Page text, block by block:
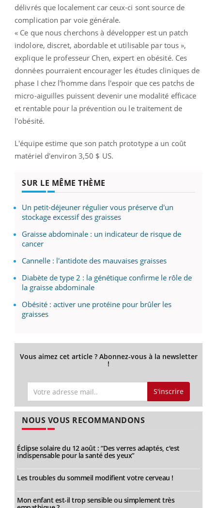
délivrés que localement car ceux-ci sont source de
complication par voie générale.
« Ce que nous cherchons à développer est un patch
indolore, discret, abordable et utilisable par tous »,
explique le professeur Chen, expert en obésité. Ces
données pourraient encourager les études cliniques de
phase I chez l'homme dans l'espoir que ces patchs de
micro-aiguilles puissent devenir une modalité efficace
et rentable pour la prévention ou le traitement de
l'obésité.
L'équipe estime que son patch prototype a un coût
matériel d'environ 3,50 $ US.
SUR LE MÊME THÈME
Un petit-déjeuner régulier vous préserve d'un
stockage excessif des graisses
Graisse abdominale : un indicateur de risque de
cancer
Cannelle : l'antidote des mauvaises graisses
Diabète de type 2 : la génétique confirme le rôle de
la graisse abdominale
Obésité : activer une protéine pour brûler les
graisses
Vous aimez cet article ? Abonnez-vous à la newsletter
!
S'inscrire
NOUS VOUS RECOMMANDONS
Éclipse solaire du 12 août : “Des verres adaptés, c'est
indispensable pour la santé des yeux”
Les troubles du sommeil modifient votre cerveau !
Mon enfant est-il trop sensible ou simplement très